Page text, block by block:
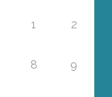
1 2
8 9